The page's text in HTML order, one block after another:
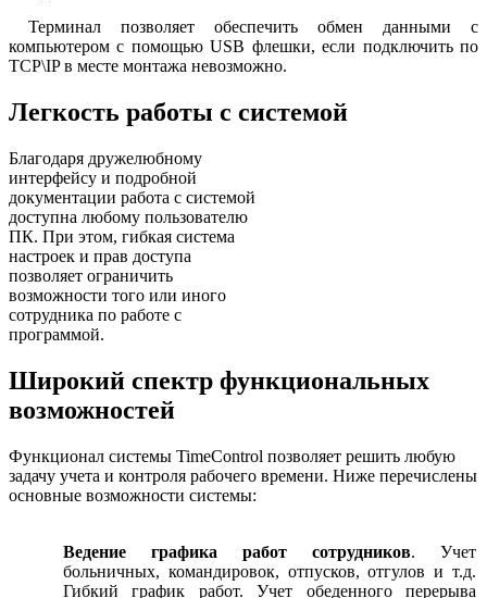
Терминал позволяет обеспечить обмен данными с
компьютером с помощью USB флешки, если подключить по
TCP\IP в месте монтажа невозможно.
Легкость работы с системой
Благодаря дружелюбному
интерфейсу и подробной
документации работа с системой
доступна любому пользователю
ПК. При этом, гибкая система
настроек и прав доступа
позволяет ограничить
возможности того или иного
сотрудника по работе с
программой.
Широкий спектр функциональных
возможностей
Функционал системы TimeControl позволяет решить любую
задачу учета и контроля рабочего времени. Ниже перечислены
основные возможности системы:
Ведение графика работ сотрудников. Учет
больничных, командировок, отпусков, отгулов и т.д.
Гибкий график работ. Учет обеденного перерыва